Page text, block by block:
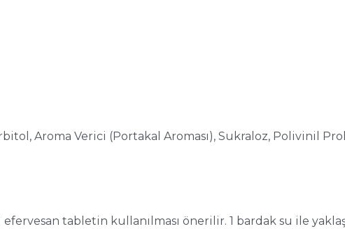
Aroma Verici (Portakal Aroması), Sukraloz, Polivinil
tabletin kullanılması önerilir. 1 bardak su ile